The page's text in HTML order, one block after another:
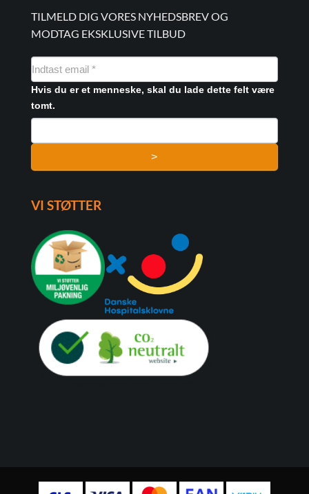
TILMELD DIG VORES NYHEDSBREV OG
MODTAG EKSKLUSIVE TILBUD
NYHEDSMAIL
FORMULAR
Hvis du er et menneske, skal du lade dette felt være
tomt.
>
VI STØTTER